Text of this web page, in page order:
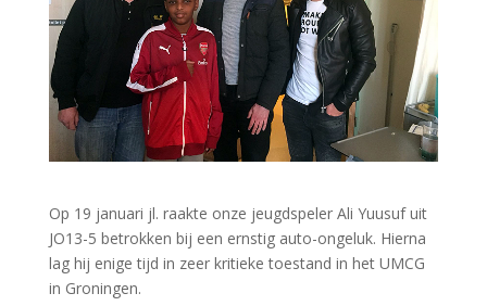
Op 19 januari jl. raakte onze jeugdspeler Ali Yuusuf uit
JO13-5 betrokken bij een ernstig auto-ongeluk. Hierna
lag hij enige tijd in zeer kritieke toestand in het UMCG
in Groningen.